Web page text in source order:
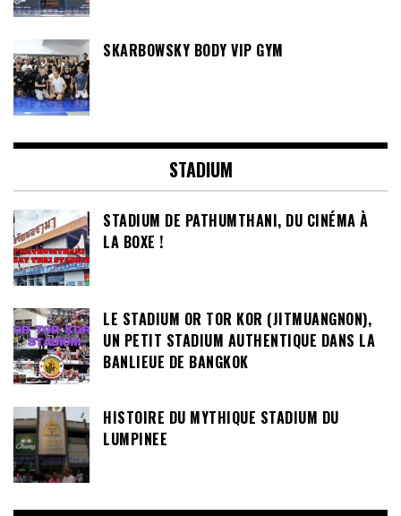
SKARBOWSKY BODY VIP GYM
STADIUM
STADIUM DE PATHUMTHANI, DU CINÉMA À
LA BOXE !
LE STADIUM OR TOR KOR (JITMUANGNON),
UN PETIT STADIUM AUTHENTIQUE DANS LA
BANLIEUE DE BANGKOK
HISTOIRE DU MYTHIQUE STADIUM DU
LUMPINEE